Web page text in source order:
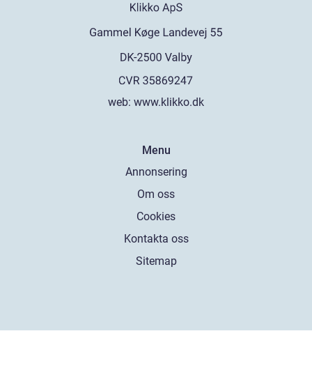
web: www.klikko.dk
Menu
Annonsering
Om oss
Cookies
Kontakta oss
Sitemap